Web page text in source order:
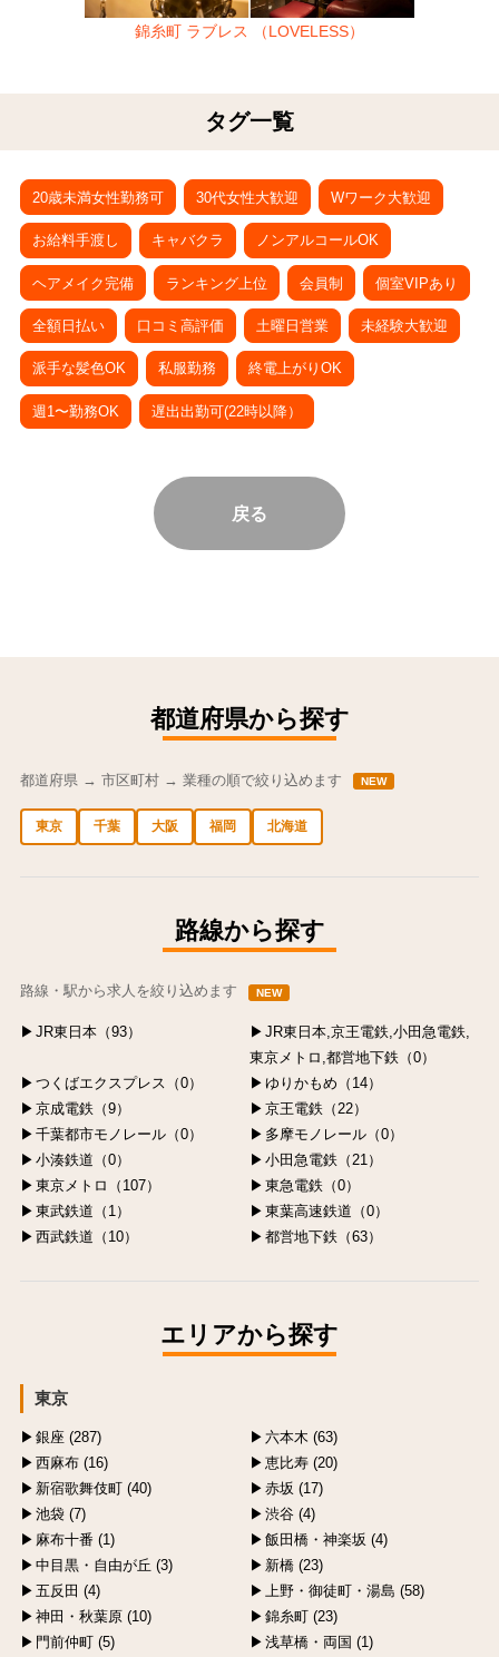
錦糸町 ラブレス （LOVELESS）
タグ一覧
20歳未満女性勤務可 30代女性大歓迎 Wワーク大歓迎
お給料手渡し キャバクラ ノンアルコールOK
ヘアメイク完備 ランキング上位 会員制 個室VIPあり
全額日払い 口コミ高評価 土曜日営業 未経験大歓迎
派手な髪色OK 私服勤務 終電上がりOK
週1〜勤務OK 遅出出勤可(22時以降）
戻る
都道府県から探す
都道府県 → 市区町村 → 業種の順で絞り込めます NEW
東京 千葉 大阪 福岡 北海道
路線から探す
路線・駅から求人を絞り込めます NEW
JR東日本（93）
JR東日本,京王電鉄,小田急電鉄,
東京メトロ,都営地下鉄（0）
つくばエクスプレス（0）
ゆりかもめ（14）
京成電鉄（9）
京王電鉄（22）
千葉都市モノレール（0）
多摩モノレール（0）
小湊鉄道（0）
小田急電鉄（21）
東京メトロ（107）
東急電鉄（0）
東武鉄道（1）
東葉高速鉄道（0）
西武鉄道（10）
都営地下鉄（63）
エリアから探す
東京
銀座 (287)
六本木 (63)
西麻布 (16)
恵比寿 (20)
新宿歌舞伎町 (40)
赤坂 (17)
池袋 (7)
渋谷 (4)
麻布十番 (1)
飯田橋・神楽坂 (4)
中目黒・自由が丘 (3)
新橋 (23)
五反田 (4)
上野・御徒町・湯島 (58)
神田・秋葉原 (10)
錦糸町 (23)
門前仲町 (5)
浅草橋・両国 (1)